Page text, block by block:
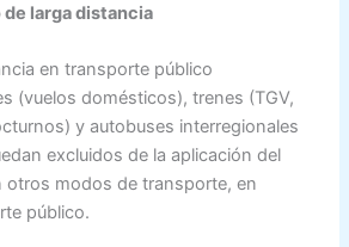
larga distancia
en transporte público
(vuelos domésticos), trenes (TGV,
y autobuses interregionales
excluidos de la aplicación del
otros modos de transporte, en
público.